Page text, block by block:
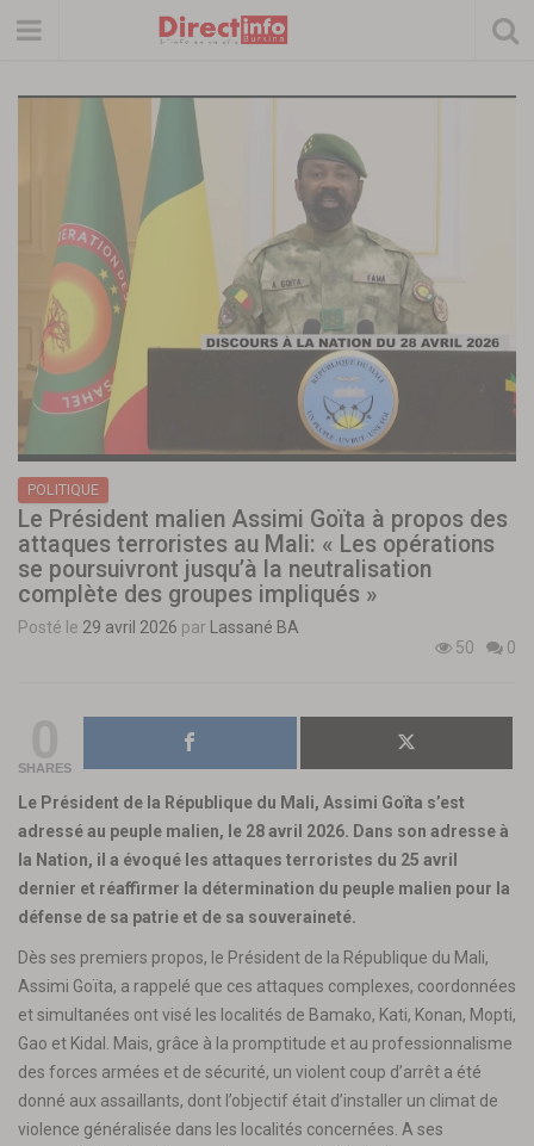
POLITIQUE
Le Président malien Assimi Goïta à propos des
attaques terroristes au Mali: « Les opérations
se poursuivront jusqu’à la neutralisation
complète des groupes impliqués »
Posté le 29 avril 2026 par
Lassané BA
50
0
SHARES
Le Président de la République du Mali, Assimi Goïta s’est
adressé au peuple malien, le 28 avril 2026. Dans son adresse à
la Nation, il a évoqué les attaques terroristes du 25 avril
dernier et réaffirmer la détermination du peuple malien pour la
défense de sa patrie et de sa souveraineté.
Dès ses premiers propos, le Président de la République du Mali,
Assimi Goïta, a rappelé que ces attaques complexes, coordonnées
et simultanées ont visé les localités de Bamako, Kati, Konan, Mopti,
Gao et Kidal. Mais, grâce à la promptitude et au professionnalisme
des forces armées et de sécurité, un violent coup d’arrêt a été
donné aux assaillants, dont l’objectif était d’installer un climat de
violence généralisée dans les localités concernées. A ses